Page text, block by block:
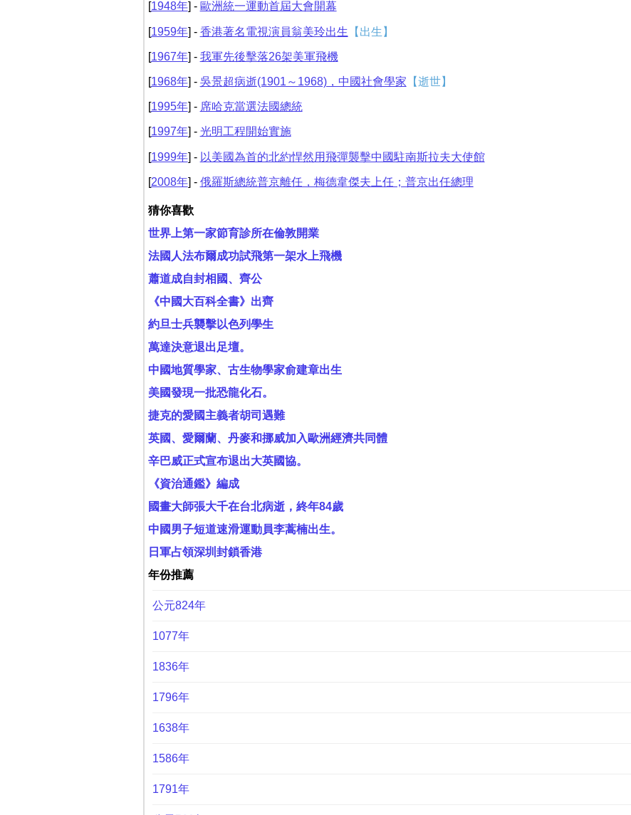
[1948年] - 歐洲統一運動首屆大會開幕
[1959年] - 香港著名電視演員翁美玲出生 【出生】
[1967年] - 我軍先後擊落26架美軍飛機
[1968年] - 吳景超病逝(1901～1968)，中國社會學家 【逝世】
[1995年] - 席哈克當選法國總統
[1997年] - 光明工程開始實施
[1999年] - 以美國為首的北約悍然用飛彈襲擊中國駐南斯拉夫大使館
[2008年] - 俄羅斯總統普京離任，梅德韋傑夫上任；普京出任總理
猜你喜歡
世界上第一家節育診所在倫敦開業
法國人法布爾成功試飛第一架水上飛機
蕭道成自封相國、齊公
《中國大百科全書》出齊
約旦士兵襲擊以色列學生
萬達決意退出足壇。
中國地質學家、古生物學家俞建章出生
美國發現一批恐龍化石。
捷克的愛國主義者胡司遇難
英國、愛爾蘭、丹麥和挪威加入歐洲經濟共同體
辛巴威正式宣布退出大英國協。
《資治通鑑》編成
國畫大師張大千在台北病逝，終年84歲
中國男子短道速滑運動員李蒿楠出生。
日軍占領深圳封鎖香港
年份推薦
公元824年
1077年
1836年
1796年
1638年
1586年
1791年